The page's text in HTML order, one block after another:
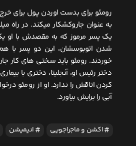
رومئو برای بدست اوردن پول برای
به عنوان جاروکشکار میکند. در راه
یک پسر مرموز که به مقصدش با او
شدن اتوبوسشان، این دو پسر با
خوردند. رومئو باید سختی های کار
دختر رئیس او، آنجلیتا، دختری با
کردن اتاقش را ندارد. او از رومئو
آبی را برایش بیاورد.
اکشن و ماجراجویی انیمیشن